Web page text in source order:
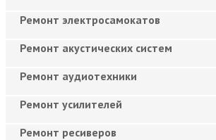
Ремонт электросамокатов
Ремонт акустических систем
Ремонт аудиотехники
Ремонт усилителей
Ремонт ресиверов